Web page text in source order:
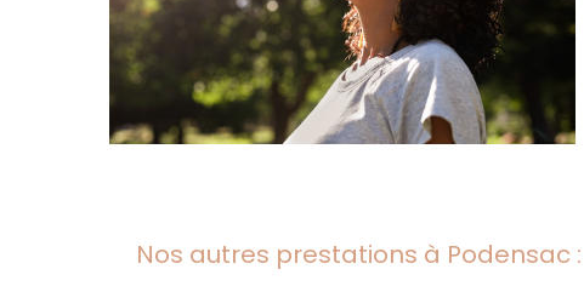
Nos autres prestations à Podensac :